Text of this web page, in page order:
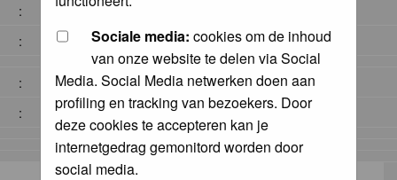
Sociale media: cookies om de inhoud
van onze website te delen via Social
Media. Social Media netwerken doen aan
profiling en tracking van bezoekers. Door
deze cookies te accepteren kan je
internetgedrag gemonitord worden door
social media.
:
:
:
: